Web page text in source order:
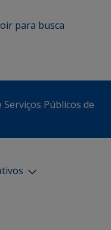
ir para busca
Públicos de